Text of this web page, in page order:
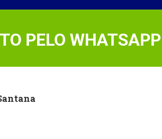
PELO